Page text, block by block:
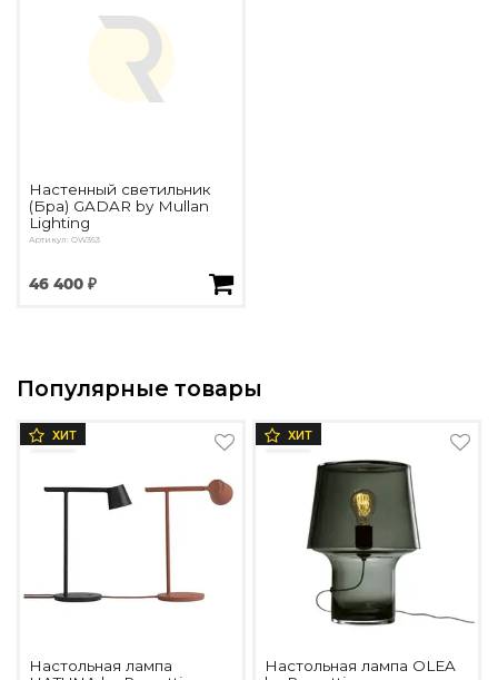
Настенный светильник
(Бра) GADAR by Mullan
Lighting
Артикул: OW363
46 400 ₽
Популярные товары
ХИТ
Настольная лампа
ХИТ
Настольная лампа OLEA